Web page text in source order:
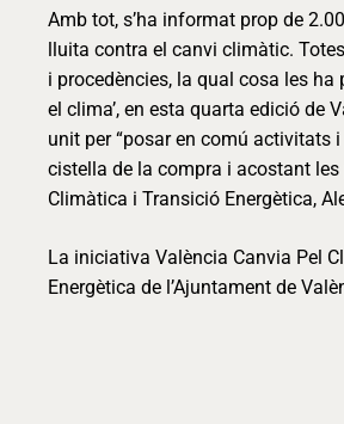
Amb tot, s’ha informat prop de
lluita contra el canvi climàtic.
i procedències, la qual cosa les
el clima’, en esta quarta edició de
unit per “posar en comú activitats
cistella de la compra i acostant les
Climàtica i Transició Energètica,
La iniciativa València Canvia Pel
Energètica de l’Ajuntament de